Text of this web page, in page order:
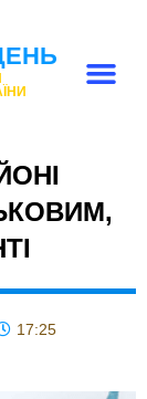
17:25